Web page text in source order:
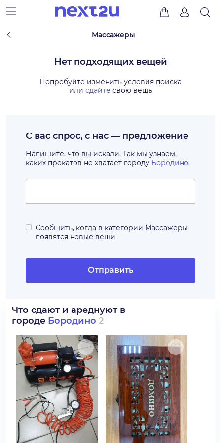
Массажеры
Нет подходящих вещей
Попробуйте изменить условия поиска
или сдайте свою вещь
С вас спрос, с нас — предложение
Напишите, что вы искали. Так мы узнаем,
каких прокатов не хватает городу Бородино.
Сообщить, когда в категории Массажеры
появятся новые вещи
Отправить
Что сдают и ареднуют в
городе Бородино 2